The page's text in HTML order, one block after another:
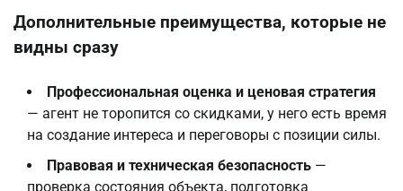
Дополнительные преимущества, которые не
видны сразу
Профессиональная оценка и ценовая стратегия
— агент не торопится со скидками, у него есть время
на создание интереса и переговоры с позиции силы.
Правовая и техническая безопасность —
проверка состояния объекта, подготовка